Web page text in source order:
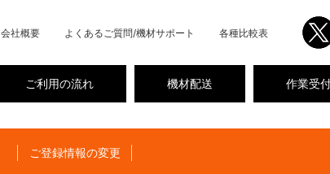
会社概要 よくあるご質問/機材サポート 各種比較表
作業受
機材配送
ご利用の流れ
ご登録情報の変更